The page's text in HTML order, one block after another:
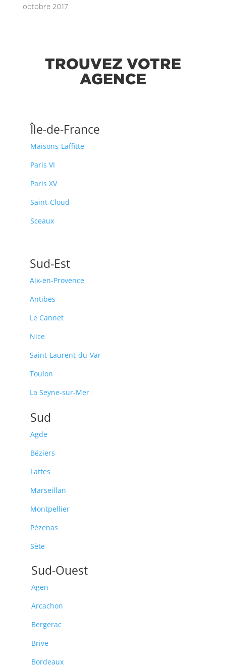
octobre 2017
TROUVEZ VOTRE
AGENCE
Île-de-France
Maisons-Laffitte
Paris VI
Paris XV
Saint-Cloud
Sceaux
Sud-Est
Aix-en-Provence
Antibes
Le Cannet
Nice
Saint-Laurent-du-Var
Toulon
La Seyne-sur-Mer
Sud
Agde
Béziers
Lattes
Marseillan
Montpellier
Pézenas
Sète
Sud-Ouest
Agen
Arcachon
Bergerac
Brive
Bordeaux